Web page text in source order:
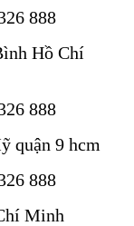
888
Hồ Chí
888
quận 9 hcm
888
Minh